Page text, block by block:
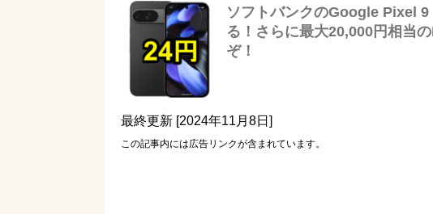
ソフトバンクのGoogle Pixel
る！さらに最大20,000円相当
ぞ！
最終更新 [2024年11月8日]
この記事内には広告リンクが含まれています。